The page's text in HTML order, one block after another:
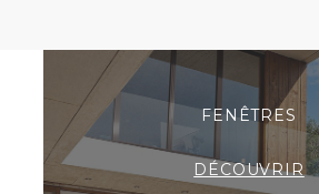
FENÊTRES
DÉCOUVRIR